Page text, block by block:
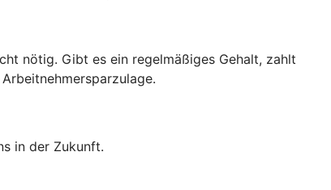
nötig. Gibt es ein regelmäßiges Gehalt, zahlt
in der Zukunft.